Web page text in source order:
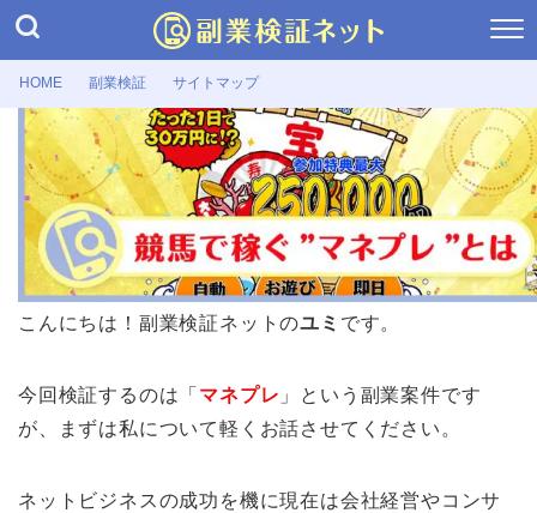
HOME 副業検証 サイトマップ
副業検証
マネプレとは競馬の副業詐欺か！口コ
ミ・評判や運営会社まで検証
2026年7月2日
こんにちは！副業検証ネットのユミ です。
今回検証するのは「 マネプレ 」という副業案件です
が、まずは私について軽くお話させてください。
ネットビジネスの成功を機に現在は会社経営やコンサ